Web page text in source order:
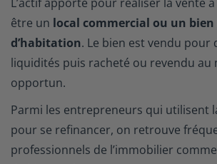
être un local commercial ou un
d’habitation. Le bien est vendu pour
liquidités puis racheté ou revendu au
opportun.
Parmi les entrepreneurs qui utilisent
pour se refinancer, on retrouve
professionnels de l’immobilier